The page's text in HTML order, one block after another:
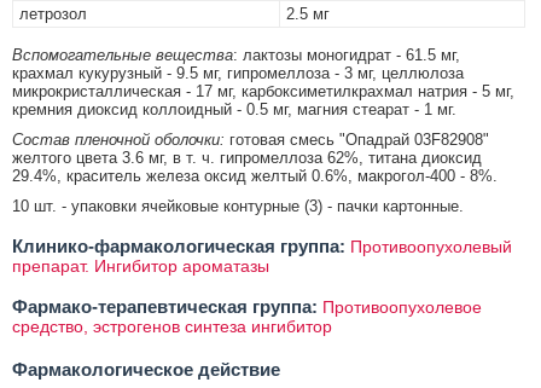
летрозол
2.5 мг
Вспомогательные вещества: лактозы моногидрат - 61.5 мг,
крахмал кукурузный - 9.5 мг, гипромеллоза - 3 мг, целлюлоза
микрокристаллическая - 17 мг, карбоксиметилкрахмал натрия - 5 мг,
кремния диоксид коллоидный - 0.5 мг, магния стеарат - 1 мг.
Состав пленочной оболочки: готовая смесь "Опадрай 03F82908"
желтого цвета 3.6 мг, в т. ч. гипромеллоза 62%, титана диоксид
29.4%, краситель железа оксид желтый 0.6%, макрогол-400 - 8%.
10 шт. - упаковки ячейковые контурные (3) - пачки картонные.
Клинико-фармакологическая группа: Противоопухолевый
препарат. Ингибитор ароматазы
Фармако-терапевтическая группа: Противоопухолевое
средство, эстрогенов синтеза ингибитор
Фармакологическое действие